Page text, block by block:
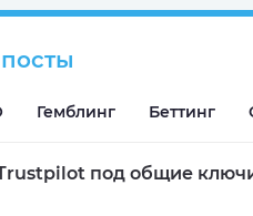
Гемблинг Беттинг
под общие